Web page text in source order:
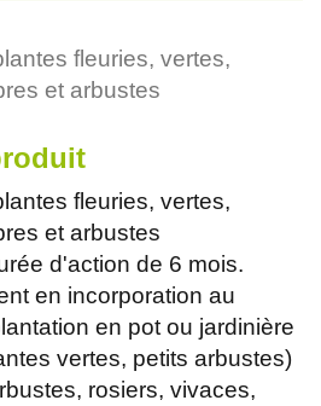
fleuries, vertes,
et arbustes
fleuries, vertes,
et arbustes
d'action de 6 mois.
en incorporation au
en pot ou jardinière
vertes, petits arbustes)
rosiers, vivaces,